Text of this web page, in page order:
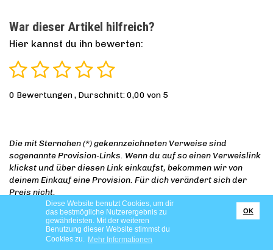
Diese Website benutzt Cookies, um dir
das bestmögliche Nutzerergebnis zu
gewährleisten. Mit der weiteren
Benutzung dieser Website stimmst du
Cookies zu. Mehr Informationen
OK
War dieser Artikel hilfreich?
Hier kannst du ihn bewerten:
0 Bewertungen , Durschnitt:0,00 von 5
Die mit Sternchen (*) gekennzeichneten Verweise sind
sogenannte Provision-Links. Wenn du auf so einen Verweislink
klickst und über diesen Link einkaufst, bekommen wir von
deinem Einkauf eine Provision. Für dich verändert sich der
Preis nicht.